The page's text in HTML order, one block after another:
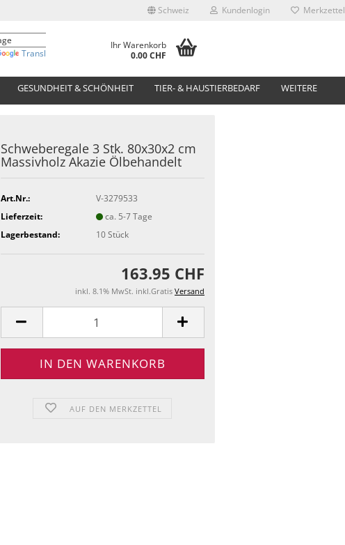
Schweiz Kundenlogin Merkzettel
Translate
Ihr Warenkorb
0.00 CHF
GESUNDHEIT & SCHÖNHEIT TIER- & HAUSTIERBEDARF WEITERE
Schweberegale 3 Stk. 80x30x2 cm
Massivholz Akazie Ölbehandelt
Art.Nr.:
V-3279533
Lieferzeit:
ca. 5-7 Tage
Lagerbestand:
10Stück
163.95 CHF
inkl. 8.1% MwSt. inkl.Gratis Versand
AUF DEN MERKZETTEL